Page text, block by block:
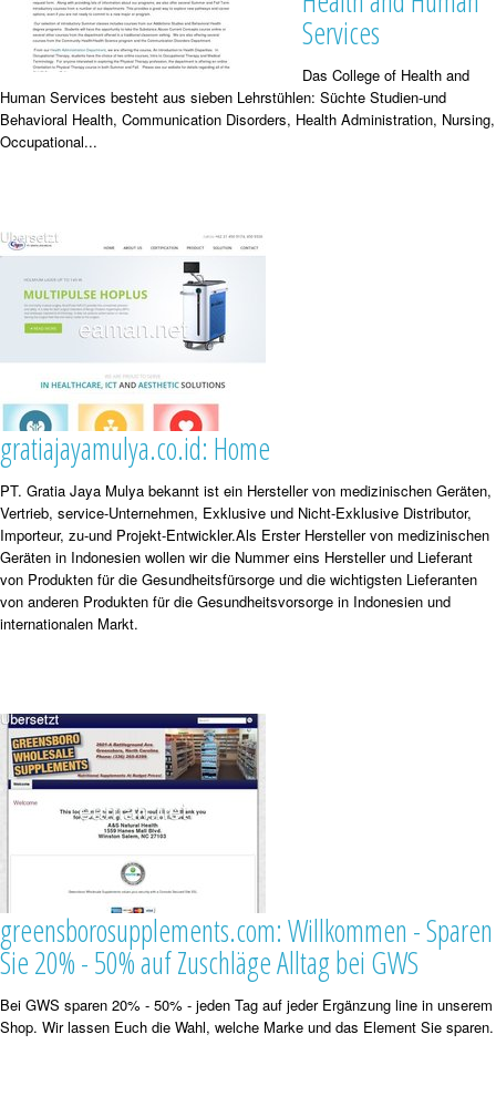
Services
Das College of Health and
Human Services besteht aus sieben Lehrstühlen: Süchte Studien-und
Behavioral Health, Communication Disorders, Health Administration, Nursing,
Occupational...
gratiajayamulya.co.id: Home
PT. Gratia Jaya Mulya bekannt ist ein Hersteller von medizinischen Geräten,
Vertrieb, service-Unternehmen, Exklusive und Nicht-Exklusive Distributor,
Importeur, zu-und Projekt-Entwickler.Als Erster Hersteller von medizinischen
Geräten in Indonesien wollen wir die Nummer eins Hersteller und Lieferant
von Produkten für die Gesundheitsfürsorge und die wichtigsten Lieferanten
von anderen Produkten für die Gesundheitsvorsorge in Indonesien und
internationalen Markt.
greensborosupplements.com: Willkommen - Sparen
Sie 20% - 50% auf Zuschläge Alltag bei GWS
Bei GWS sparen 20% - 50% - jeden Tag auf jeder Ergänzung line in unserem
Shop. Wir lassen Euch die Wahl, welche Marke und das Element Sie sparen.